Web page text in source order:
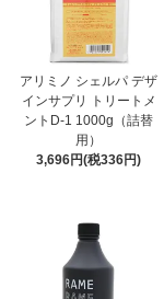
アリミノ シェルパ デザ
インサプリ トリートメ
ントD-1 1000g（詰替
用）
3,696円(税336円)